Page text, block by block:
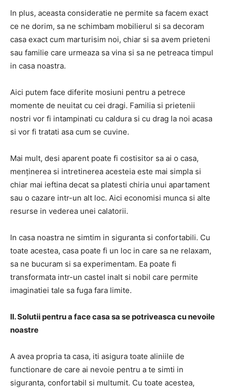
In plus, aceasta consideratie ne permite sa facem exact
ce ne dorim, sa ne schimbam mobilierul si sa decoram
casa exact cum marturisim noi, chiar si sa avem prieteni
sau familie care urmeaza sa vina si sa ne petreaca timpul
in casa noastra.
Aici putem face diferite mosiuni pentru a petrece
momente de neuitat cu cei dragi. Familia si prietenii
nostri vor fi intampinati cu caldura si cu drag la noi acasa
si vor fi tratati asa cum se cuvine.
Mai mult, desi aparent poate fi costisitor sa ai o casa,
menținerea si intretinerea acesteia este mai simpla si
chiar mai ieftina decat sa platesti chiria unui apartament
sau o cazare intr-un alt loc. Aici economisi munca si alte
resurse in vederea unei calatorii.
In casa noastra ne simtim in siguranta si confortabili. Cu
toate acestea, casa poate fi un loc in care sa ne relaxam,
sa ne bucuram si sa experimentam. Ea poate fi
transformata intr-un castel inalt si nobil care permite
imaginatiei tale sa fuga fara limite.
II. Solutii pentru a face casa sa se potriveasca cu nevoile
noastre
A avea propria ta casa, iti asigura toate aliniile de
functionare de care ai nevoie pentru a te simti in
siguranta, confortabil si multumit. Cu toate acestea,